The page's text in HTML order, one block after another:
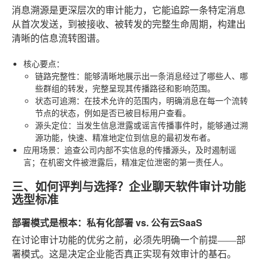
消息溯源是更深层次的审计能力，它能追踪一条特定消息
从首次发送，到被接收、被转发的完整生命周期，构建出
清晰的信息流转图谱。
核心要点：
链路完整性：能够清晰地展示出一条消息经过了哪些人、哪
些群组的转发，完整呈现其传播路径和影响范围。
状态可追溯：在技术允许的范围内，明确消息在每一个流转
节点的状态，例如是否已被目标用户查看。
源头定位：当发生信息泄露或谣言传播事件时，能够通过溯
源功能，快速、精准地定位到信息的最初发布者。
应用场景：追查公司内部不实信息的传播源头，及时遏制谣
言；在机密文件被泄露后，精准定位泄密的第一责任人。
三、如何评判与选择？企业聊天软件审计功能
选型标准
部署模式是根本：私有化部署 vs. 公有云SaaS
在讨论审计功能的优劣之前，必须先明确一个前提——部
署模式。这是决定企业能否真正实现有效审计的基石。